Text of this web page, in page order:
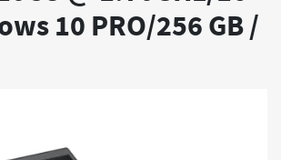
10 PRO/256 GB /